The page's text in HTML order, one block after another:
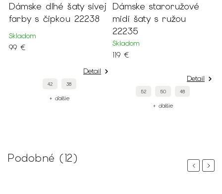
Dámske dlhé šaty sivej
farby s čipkou 22238
Skladom
99 €
Detail
42 38
+ ďalšie
Dámske staroružové
midi šaty s ružou
22235
Skladom
119 €
Detail
52 50 48
+ ďalšie
Podobné (12)
PreviousNext